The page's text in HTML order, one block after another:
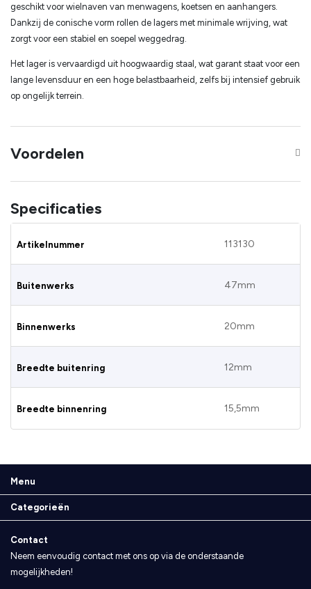
geschikt voor wielnaven van menwagens, koetsen en aanhangers.
Dankzij de conische vorm rollen de lagers met minimale wrijving, wat
zorgt voor een stabiel en soepel weggedrag.
Het lager is vervaardigd uit hoogwaardig staal, wat garant staat voor een
lange levensduur en een hoge belastbaarheid, zelfs bij intensief gebruik
op ongelijk terrein.
Voordelen
Specificaties
Artikelnummer 113130
Buitenwerks 47mm
Binnenwerks 20mm
Breedte buitenring 12mm
Breedte binnenring 15,5mm
Menu
Categorieën
Contact
Neem eenvoudig contact met ons op via de onderstaande
mogelijkheden!